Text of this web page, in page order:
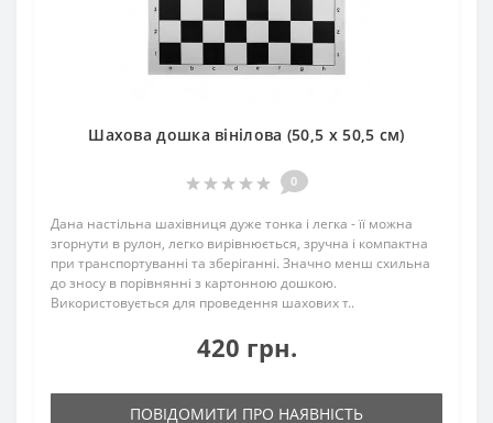
Шахова дошка вінілова (50,5 х 50,5 см)
0
Дана настільна шахівниця дуже тонка і легка - її можна
згорнути в рулон, легко вирівнюється, зручна і компактна
при транспортуванні та зберіганні. Значно менш схильна
до зносу в порівнянні з картонною дошкою.
Використовується для проведення шахових т..
420 грн.
ПОВІДОМИТИ ПРО НАЯВНІСТЬ